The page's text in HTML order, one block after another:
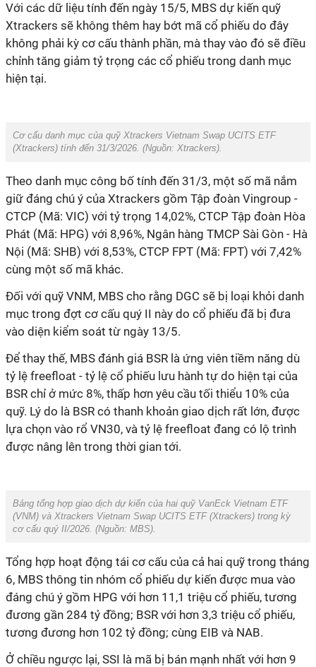
Với các dữ liệu tính đến ngày 15/5, MBS dự kiến quỹ
Xtrackers sẽ không thêm hay bớt mã cổ phiếu do đây
không phải kỳ cơ cấu thành phần, mà thay vào đó sẽ điều
chỉnh tăng giảm tỷ trọng các cổ phiếu trong danh mục
hiện tại.
Cơ cấu danh mục của quỹ Xtrackers Vietnam Swap UCITS ETF
(Xtrackers) tính đến 31/3/2026. (Nguồn: Xtrackers).
Theo danh mục công bố tính đến 31/3, một số mã nắm
giữ đáng chú ý của Xtrackers gồm Tập đoàn Vingroup -
CTCP (Mã: VIC) với tỷ trọng 14,02%, CTCP Tập đoàn Hòa
Phát (Mã: HPG) với 8,96%, Ngân hàng TMCP Sài Gòn - Hà
Nội (Mã: SHB) với 8,53%, CTCP FPT (Mã: FPT) với 7,42%
cùng một số mã khác.
Đối với quỹ VNM, MBS cho rằng DGC sẽ bị loại khỏi danh
mục trong đợt cơ cấu quý II này do cổ phiếu đã bị đưa
vào diện kiểm soát từ ngày 13/5.
Để thay thế, MBS đánh giá BSR là ứng viên tiềm năng dù
tỷ lệ freefloat - tỷ lệ cổ phiếu lưu hành tự do hiện tại của
BSR chỉ ở mức 8%, thấp hơn yêu cầu tối thiểu 10% của
quỹ. Lý do là BSR có thanh khoản giao dịch rất lớn, được
lựa chọn vào rổ VN30, và tỷ lệ freefloat đang có lộ trình
được nâng lên trong thời gian tới.
Bảng tổng hợp giao dịch dự kiến của hai quỹ VanEck Vietnam ETF
(VNM) và Xtrackers Vietnam Swap UCITS ETF (Xtrackers) trong kỳ
cơ cấu quý II/2026. (Nguồn: MBS).
Tổng hợp hoạt động tái cơ cấu của cả hai quỹ trong tháng
6, MBS thông tin nhóm cổ phiếu dự kiến được mua vào
đáng chú ý gồm HPG với hơn 11,1 triệu cổ phiếu, tương
đương gần 284 tỷ đồng; BSR với hơn 3,3 triệu cổ phiếu,
tương đương hơn 102 tỷ đồng; cùng EIB và NAB.
Ở chiều ngược lại, SSI là mã bị bán mạnh nhất với hơn 9